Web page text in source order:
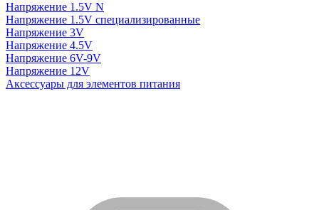
Напряжение 1.5V N
Напряжение 1.5V специализированные
Напряжение 3V
Напряжение 4.5V
Напряжение 6V-9V
Напряжение 12V
Аксессуары для элементов питания